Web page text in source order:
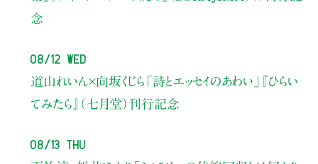
念
08/12 Wed
道山れいん×向坂くじら 「詩とエッセイのあわい」
『ひらい
てみたら』（七月堂）刊行記念
08/13 Thu